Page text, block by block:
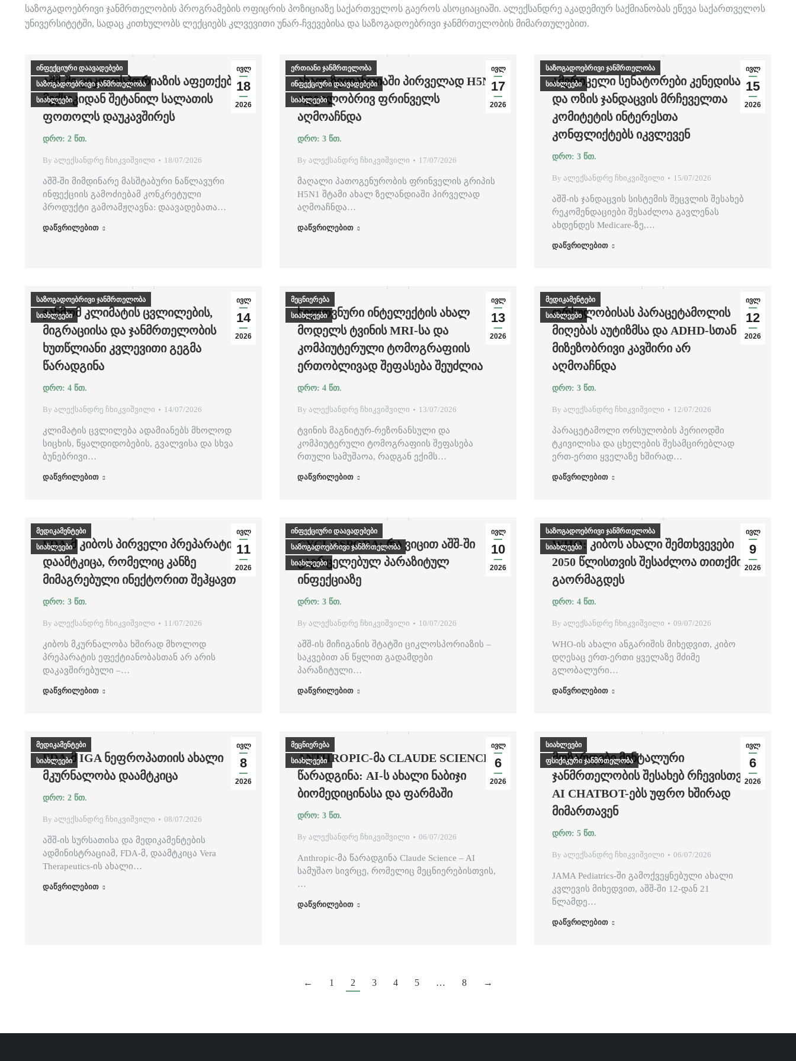
საზოგადოებრივი ჯანმრთელობის პროგრამების ოფიცრის პოზიციაზე საქართველოს გაეროს ასოციაციაში. ალექსანდრე აკადემიურ საქმიანობას ეწევა საქართველოს
უნივერსიტეტში, სადაც კითხულობს ლექციებს კლვევითი უნარ-ჩვევებისა და საზოგადოებრივი ჯანმრთელობის მიმართულებით.
ივლ
18
2026
ინფექციური დაავადებები
საზოგადოებრივი ჯანმრთელობა
სიახლეები
ᲐᲨᲨ-ᲨᲘ ᲪᲘᲙᲚᲝᲡᲞᲝᲠᲘᲐᲖᲘᲡ ᲐᲤᲔᲗᲥᲔᲑᲐ
ᲛᲔᲥᲡᲘᲙᲘᲓᲐᲜ ᲨᲔᲢᲐᲜᲘᲚ ᲡᲐᲚᲐᲗᲘᲡ
ᲤᲝᲗᲝᲚᲡ ᲓᲐᲣᲙᲐᲕᲨᲘᲠᲔᲡ
By ალექსანდრე ჩხიკვიშვილი 18/07/2026
აშშ-ში მიმდინარე მასშტაბური ნაწლავური
ინფექციის გამოძიებამ კონკრეტული
პროდუქტი გამოამჟღავნა: დაავადებათა…
დაწვრილებით
ივლ
17
2026
ერთიანი ჯანმრთელობა
ინფექციური დაავადებები
სიახლეები
ᲐᲮᲐᲚ ᲖᲔᲚᲐᲜᲓᲘᲐᲨᲘ ᲞᲘᲠᲕᲔᲚᲐᲓ H5N1
ᲐᲓᲒᲘᲚᲝᲑᲠᲘᲕ ᲤᲠᲘᲜᲕᲔᲚᲡ
ᲐᲦᲛᲝᲐᲩᲜᲓᲐ
By ალექსანდრე ჩხიკვიშვილი 17/07/2026
მაღალი პათოგენურობის ფრინველის გრიპის
H5N1 შტამი ახალ ზელანდიაში პირველად
აღმოაჩნდა…
დაწვრილებით
ივლ
15
2026
საზოგადოებრივი ჯანმრთელობა
სიახლეები
ᲐᲛᲔᲠᲘᲙᲔᲚᲘ ᲡᲔᲜᲐᲢᲝᲠᲔᲑᲘ ᲙᲔᲜᲔᲓᲘᲡᲐ
ᲓᲐ ᲝᲖᲘᲡ ᲯᲐᲜᲓᲐᲪᲕᲘᲡ ᲛᲠᲩᲔᲕᲔᲚᲗᲐ
ᲙᲝᲛᲘᲢᲔᲢᲘᲡ ᲘᲜᲢᲔᲠᲔᲡᲗᲐ
ᲙᲝᲜᲤᲚᲘᲥᲢᲔᲑᲡ ᲘᲙᲕᲚᲔᲕᲔᲜ
By ალექსანდრე ჩხიკვიშვილი 15/07/2026
აშშ-ის ჯანდაცვის სისტემის შეცვლის შესახებ
რეკომენდაციები შესაძლოა გავლენას
ახდენდეს Medicare-ზე,…
დაწვრილებით
ივლ
14
2026
საზოგადოებრივი ჯანმრთელობა
სიახლეები
ᲯᲐᲜᲛᲝᲛ ᲙᲚᲘᲛᲐᲢᲘᲡ ᲪᲕᲚᲘᲚᲔᲑᲘᲡ,
ᲛᲘᲒᲠᲐᲪᲘᲘᲡᲐ ᲓᲐ ᲯᲐᲜᲛᲠᲗᲔᲚᲝᲑᲘᲡ
ᲮᲣᲗᲬᲚᲘᲐᲜᲘ ᲙᲕᲚᲔᲕᲘᲗᲘ ᲒᲔᲒᲛᲐ
ᲬᲐᲠᲐᲓᲒᲘᲜᲐ
By ალექსანდრე ჩხიკვიშვილი 14/07/2026
კლიმატის ცვლილება ადამიანებს მხოლოდ
სიცხის, წყალდიდობების, გვალვისა და სხვა
ბუნებრივი…
დაწვრილებით
ივლ
13
2026
მეცნიერება
სიახლეები
ᲮᲔᲚᲝᲕᲜᲣᲠᲘ ᲘᲜᲢᲔᲚᲔᲥᲢᲘᲡ ᲐᲮᲐᲚ
ᲛᲝᲓᲔᲚᲡ ᲢᲕᲘᲜᲘᲡ MRI-ᲡᲐ ᲓᲐ
ᲙᲝᲛᲞᲘᲣᲢᲔᲠᲣᲚᲘ ᲢᲝᲛᲝᲒᲠᲐᲤᲘᲘᲡ
ᲔᲠᲗᲝᲑᲚᲘᲕᲐᲓ ᲨᲔᲤᲐᲡᲔᲑᲐ ᲨᲔᲣᲫᲚᲘᲐ
By ალექსანდრე ჩხიკვიშვილი 13/07/2026
ტვინის მაგნიტურ-რეზონანსული და
კომპიუტერული ტომოგრაფიის შეფასება
რთული სამუშაოა, რადგან ექიმს…
დაწვრილებით
ივლ
12
2026
მედიკამენტები
სიახლეები
ᲝᲠᲡᲣᲚᲝᲑᲘᲡᲐᲡ ᲞᲐᲠᲐᲪᲔᲢᲐᲛᲝᲚᲘᲡ
ᲛᲘᲦᲔᲑᲐᲡ ᲐᲣᲢᲘᲖᲛᲡᲐ ᲓᲐ ADHD-ᲡᲗᲐᲜ
ᲛᲘᲖᲔᲖᲝᲑᲠᲘᲕᲘ ᲙᲐᲕᲨᲘᲠᲘ ᲐᲠ
ᲐᲦᲛᲝᲐᲩᲜᲓᲐ
By ალექსანდრე ჩხიკვიშვილი 12/07/2026
პარაცეტამოლი ორსულობის პერიოდში
ტკივილისა და ცხელების შესამცირებლად
ერთ-ერთი ყველაზე ხშირად…
დაწვრილებით
ივლ
11
2026
მედიკამენტები
სიახლეები
FDA-Მ ᲙᲘᲑᲝᲡ ᲞᲘᲠᲕᲔᲚᲘ ᲞᲠᲔᲞᲐᲠᲐᲢᲘ
ᲓᲐᲐᲛᲢᲙᲘᲪᲐ, ᲠᲝᲛᲔᲚᲘᲪ ᲙᲐᲜᲖᲔ
ᲛᲘᲛᲐᲒᲠᲔᲑᲣᲚᲘ ᲘᲜᲔᲥᲢᲝᲠᲘᲗ ᲨᲔᲰᲧᲐᲕᲗ
By ალექსანდრე ჩხიკვიშვილი 11/07/2026
კიბოს მკურნალობა ხშირად მხოლოდ
პრეპარატის ეფექტიანობასთან არ არის
დაკავშირებული –…
დაწვრილებით
ივლ
10
2026
ინფექციური დაავადებები
საზოგადოებრივი ჯანმრთელობა
სიახლეები
CYCLOSPORA: ᲠᲐ ᲕᲘᲪᲘᲗ ᲐᲨᲨ-ᲨᲘ
ᲒᲐᲕᲠᲪᲔᲚᲔᲑᲣᲚ ᲞᲐᲠᲐᲖᲘᲢᲣᲚ
ᲘᲜᲤᲔᲥᲪᲘᲐᲖᲔ
By ალექსანდრე ჩხიკვიშვილი 10/07/2026
აშშ-ის მიჩიგანის შტატში ციკლოსპორიაზის –
საკვებით ან წყლით გადამდები
პარაზიტული…
დაწვრილებით
ივლ
9
2026
საზოგადოებრივი ჯანმრთელობა
სიახლეები
WHO: ᲙᲘᲑᲝᲡ ᲐᲮᲐᲚᲘ ᲨᲔᲛᲗᲮᲕᲔᲕᲔᲑᲘ
2050 ᲬᲚᲘᲡᲗᲕᲘᲡ ᲨᲔᲡᲐᲫᲚᲝᲐ ᲗᲘᲗᲥᲛᲘᲡ
ᲒᲐᲝᲠᲛᲐᲒᲓᲔᲡ
By ალექსანდრე ჩხიკვიშვილი 09/07/2026
WHO-ის ახალი ანგარიშის მიხედვით, კიბო
დღესაც ერთ-ერთი ყველაზე მძიმე
გლობალური…
დაწვრილებით
ივლ
8
2026
მედიკამენტები
სიახლეები
FDA-Მ IGA ᲜᲔᲤᲠᲝᲞᲐᲗᲘᲘᲡ ᲐᲮᲐᲚᲘ
ᲛᲙᲣᲠᲜᲐᲚᲝᲑᲐ ᲓᲐᲐᲛᲢᲙᲘᲪᲐ
By ალექსანდრე ჩხიკვიშვილი 08/07/2026
აშშ-ის სურსათისა და მედიკამენტების
ადმინისტრაციამ, FDA-მ, დაამტკიცა Vera
Therapeutics-ის ახალი…
დაწვრილებით
ივლ
6
2026
მეცნიერება
სიახლეები
ANTHROPIC-ᲛᲐ CLAUDE SCIENCE
ᲬᲐᲠᲐᲓᲒᲘᲜᲐ: AI-Ს ᲐᲮᲐᲚᲘ ᲜᲐᲑᲘᲯᲘ
ᲑᲘᲝᲛᲔᲓᲘᲪᲘᲜᲐᲡᲐ ᲓᲐ ᲤᲐᲠᲛᲐᲨᲘ
By ალექსანდრე ჩხიკვიშვილი 06/07/2026
Anthropic-მა წარადგინა Claude Science – AI
სამუშაო სივრცე, რომელიც მეცნიერებისთვის,
…
დაწვრილებით
ივლ
6
2026
სიახლეები
ფსიქიკური ჯანმრთელობა
ᲛᲝᲖᲐᲠᲓᲔᲑᲘ ᲛᲔᲜᲢᲐᲚᲣᲠᲘ
ᲯᲐᲜᲛᲠᲗᲔᲚᲝᲑᲘᲡ ᲨᲔᲡᲐᲮᲔᲑ ᲠᲩᲔᲕᲘᲡᲗᲕᲘᲡ
AI CHATBOT-ᲔᲑᲡ ᲣᲤᲠᲝ ᲮᲨᲘᲠᲐᲓ
ᲛᲘᲛᲐᲠᲗᲐᲕᲔᲜ
By ალექსანდრე ჩხიკვიშვილი 06/07/2026
JAMA Pediatrics-ში გამოქვეყნებული ახალი
კვლევის მიხედვით, აშშ-ში 12-დან 21
წლამდე…
დაწვრილებით
← 1 2 3 4 5 … 8 →